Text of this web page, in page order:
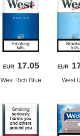
EUR 17.05
West Rich Blue
EUR
West